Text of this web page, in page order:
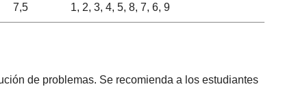
7,5 1, 2, 3, 4, 5, 8, 7, 6, 9
de problemas. Se recomienda a los estudiantes